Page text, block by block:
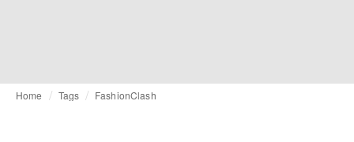
Home Tags FashionClash